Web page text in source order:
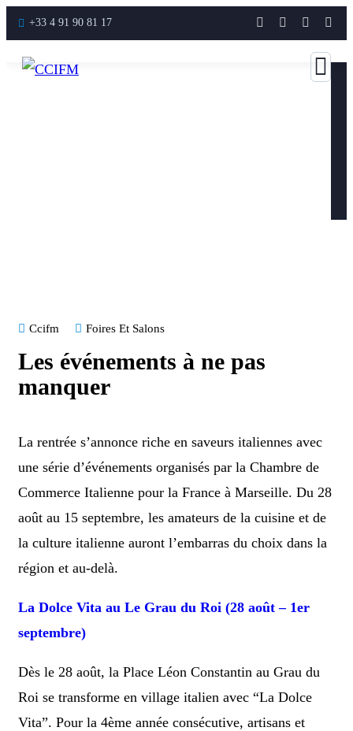
+33 4 91 90 81 17
Ccifm Foires Et Salons
Les événements à ne pas
manquer
La rentrée s’annonce riche en saveurs italiennes avec
une série d’événements organisés par la Chambre de
Commerce Italienne pour la France à Marseille. Du 28
août au 15 septembre, les amateurs de la cuisine et de
la culture italienne auront l’embarras du choix dans la
région et au-delà.
La Dolce Vita au Le Grau du Roi (28 août – 1er
septembre)
Dès le 28 août, la Place Léon Constantin au Grau du
Roi se transforme en village italien avec “La Dolce
Vita”. Pour la 4ème année consécutive, artisans et